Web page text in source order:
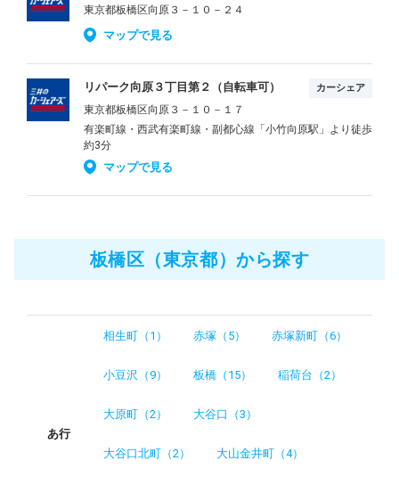
東京都板橋区向原３－１０－２４
マップで見る
リパーク向原３丁目第２（自転車可） カーシェア
東京都板橋区向原３－１０－１７
有楽町線・西武有楽町線・副都心線「小竹向原駅」より徒歩
約3分
マップで見る
板橋区（東京都）から探す
あ行
相生町（1） 赤塚（5） 赤塚新町（6）
小豆沢（9） 板橋（15） 稲荷台（2）
大原町（2） 大谷口（3）
大谷口北町（2） 大山金井町（4）